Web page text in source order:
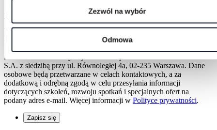
Zezwól na wybór
Odmowa
Wyrażam zgodę na otrzymywanie informacji dotyczących
webinarów, szkoleń i rozwoju osobistego na podany adres e-mail.
Mogę zrezygnować w każdej chwili.
Administratorem danych jest Konsorcjum doradczo-szkoleniowe
S.A. z siedzibą przy ul. Równoległej 4a, 02-235 Warszawa. Dane
osobowe będą przetwarzane w celach kontaktowych, a za
dodatkową i odrębną zgodą w celu przesyłania informacji
dotyczących szkoleń, rozwoju spotkań i specjalnych ofert na
podany adres e-mail. Więcej informacji w Polityce prywatności.
Zapisz się